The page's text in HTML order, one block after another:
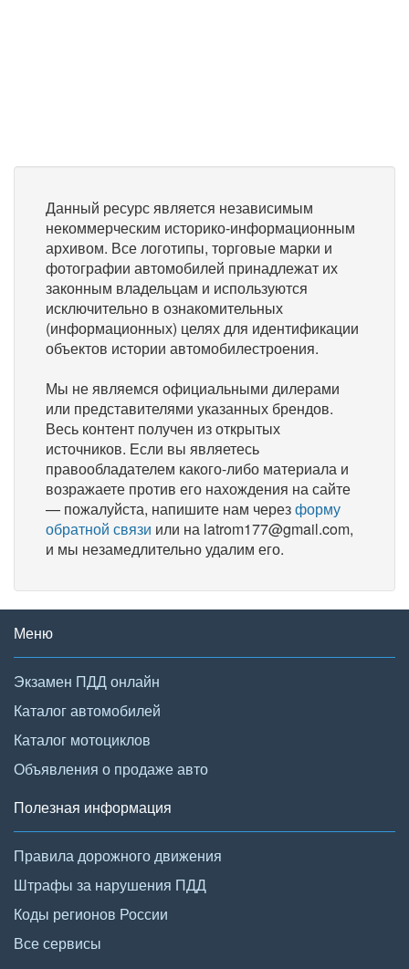
Данный ресурс является независимым
некоммерческим историко-информационным
архивом. Все логотипы, торговые марки и
фотографии автомобилей принадлежат их
законным владельцам и используются
исключительно в ознакомительных
(информационных) целях для идентификации
объектов истории автомобилестроения.
Мы не являемся официальными дилерами
или представителями указанных брендов.
Весь контент получен из открытых
источников. Если вы являетесь
правообладателем какого-либо материала и
возражаете против его нахождения на сайте
— пожалуйста, напишите нам черезформу
обратной связи или на latrom177@gmail.com,
и мы незамедлительно удалим его.
Меню
Экзамен ПДД онлайн
Каталог автомобилей
Каталог мотоциклов
Объявления о продаже авто
Полезная информация
Правила дорожного движения
Штрафы за нарушения ПДД
Коды регионов России
Все сервисы